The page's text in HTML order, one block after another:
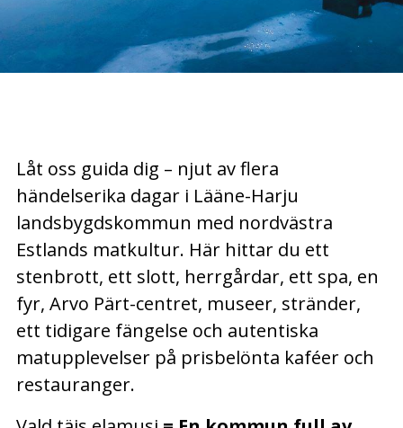
Låt oss guida dig – njut av flera
händelserika dagar i Lääne-Harju
landsbygdskommun med nordvästra
Estlands matkultur. Här hittar du ett
stenbrott, ett slott, herrgårdar, ett spa, en
fyr, Arvo Pärt-centret, museer, stränder,
ett tidigare fängelse och autentiska
matupplevelser på prisbelönta kaféer och
restauranger.